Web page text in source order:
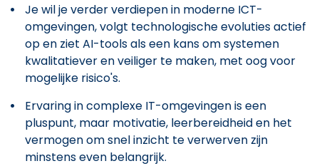
Je wil je verder verdiepen in moderne ICT-
omgevingen, volgt technologische evoluties actief
op en ziet AI-tools als een kans om systemen
kwalitatiever en veiliger te maken, met oog voor
mogelijke risico's.
Ervaring in complexe IT-omgevingen is een
pluspunt, maar motivatie, leerbereidheid en het
vermogen om snel inzicht te verwerven zijn
minstens even belangrijk.